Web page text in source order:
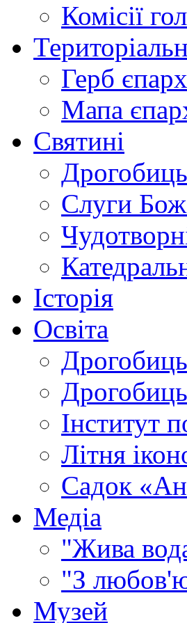
Комісії
Герб
Мапа
Святині
Слуги
Історія
Освіта
Інститут
Літня
Садок
Медіа
"Жива
"З
Музей